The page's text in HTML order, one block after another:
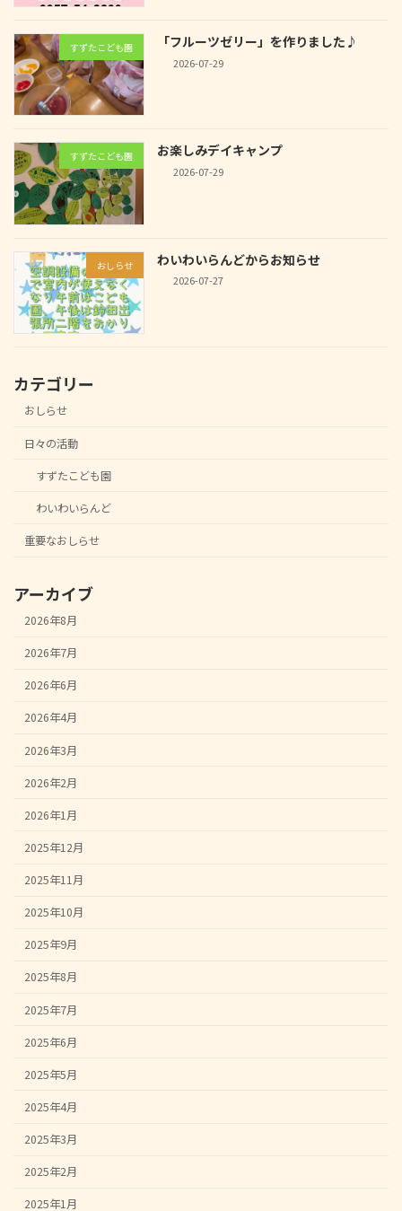
すずたこども園 「フルーツゼリー」を作りました♪
2026-07-29
すずたこども園 お楽しみデイキャンプ
2026-07-29
おしらせ わいわいらんどからお知らせ
2026-07-27
カテゴリー
おしらせ
日々の活動
すずたこども園
わいわいらんど
重要なおしらせ
アーカイブ
2026年8月
2026年7月
2026年6月
2026年4月
2026年3月
2026年2月
2026年1月
2025年12月
2025年11月
2025年10月
2025年9月
2025年8月
2025年7月
2025年6月
2025年5月
2025年4月
2025年3月
2025年2月
2025年1月